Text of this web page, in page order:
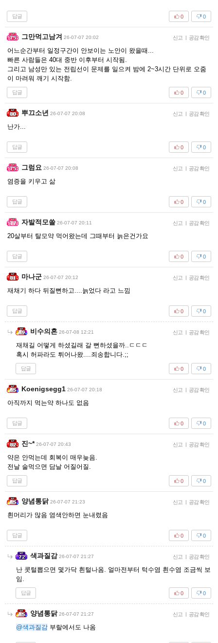
답글 0
0
그만먹고남겨 26-07-07 20:02 신고 공감 확인
어느순간부터 일정구간이 안보이는 노안이 왔을때...
빠른 사람들은 40대 중반 이후부터 시작됨.
그리고 남성만 있는 전립선이 문제를 일으켜 밤에 2~3시간 단위로 오줌
이 마려워 깨기 시작함.
답글 0
0
뿌끄소년 26-07-07 20:08 신고 공감 확인
난가...
답글 0
0
그럼요 26-07-07 20:08 신고 공감 확인
염증을 키우고 삶
답글 0
0
자발적모쏠 26-07-07 20:11 신고 공감 확인
20살부터 탈모약 먹어왔는데 그때부터 늙은건가요
답글 0
0
마나군 26-07-07 20:12 신고 공감 확인
재채기 하다 뒤질뻔하고....늙었다 라고 느낌
답글 0
0
비수의혼 26-07-08 12:21 신고 공감 확인
재채길 어떻게 하셨길래 갈 뻔하셨을까..ㄷㄷㄷ
혹시 허파라도 튀어나왔....죄송합니다.;;
답글 0
0
Koenigsegg1 26-07-07 20:18 신고 공감 확인
아직까지 먹는약 하나도 없음
답글 0
0
진~* 26-07-07 20:43 신고 공감 확인
약은 안먹는데 회복이 매우늦음.
전날 술먹으면 담날 어질어질.
답글 0
0
양념통닭 26-07-07 21:23 신고 공감 확인
흰머리가 많음 염색안하면 눈내렸음
답글 0
0
색과질감 26-07-07 21:27 신고 공감 확인
난 콧털뽑으면 몇가닥 흰털나옴. 얼마전부터 턱수염 흰수염 조금씩 보
임.
답글 0
0
양념통닭 26-07-07 21:27 신고 공감 확인
@색과질감 부랄에서도 나옴